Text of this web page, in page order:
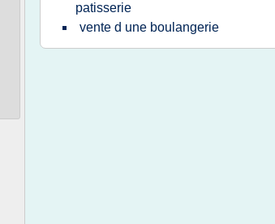
patisserie
vente d une boulangerie